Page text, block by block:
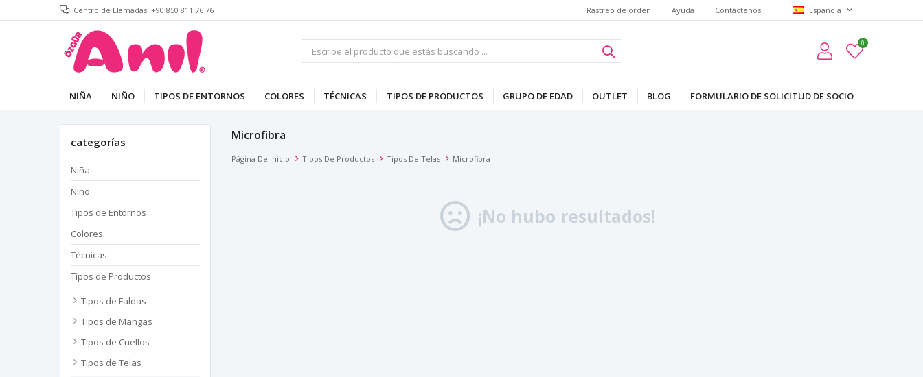
Centro de Llamadas: +90 850 811 76 76 Rastreo de orden Ayuda Contáctenos Española
0
NIÑA NIÑO TIPOS DE ENTORNOS COLORES TÉCNICAS TIPOS DE PRODUCTOS GRUPO DE EDAD OUTLET BLOG FORMULARIO DE SOLICITUD DE SOCIO
categorías
Niña
Niño
Tipos de Entornos
Colores
Técnicas
Tipos de Productos
Tipos de Faldas
Tipos de Mangas
Tipos de Cuellos
Tipos de Telas
Microfibra
Página De Inicio Tipos De Productos Tipos De Telas Microfibra
¡No hubo resultados!